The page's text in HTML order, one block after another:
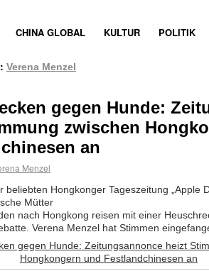
CHINA GLOBAL KULTUR POLITIK
Verena Menzel
gegen Hunde:
zwischen
an
Menzel
beliebten Hongkonger Tageszeitung „Apple
Mütter
nach Hongkong reisen mit einer
Verena Menzel hat Stimmen